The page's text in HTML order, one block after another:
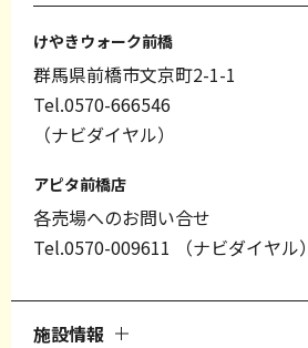
けやきウォーク前橋
群馬県前橋市文京町2-1-1
Tel.0570-666546
（ナビダイヤル）
アピタ前橋店
各売場へのお問い合せ
Tel.0570-009611 （ナビダイヤル）
施設情報